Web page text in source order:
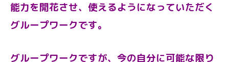
能力を開花させ、使えるようになっていただく
グループワークです。
グループワークですが、今の自分に可能な限り